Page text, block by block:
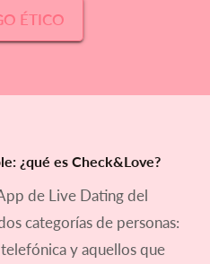
ÉTICO
¿qué es Check&Love?
de Live Dating del
categorías de personas:
y aquellos que